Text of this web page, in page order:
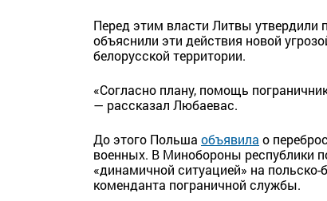
Перед этим власти Литвы
объяснили эти действия новой
белорусской территории.
«Согласно плану, помощь
— рассказал Любаевас.
До этого Польша объявила о
военных. В Минобороны республики
«динамичной ситуацией» на
коменданта пограничной службы.